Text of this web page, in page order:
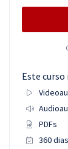
Este curso
PDFs
360